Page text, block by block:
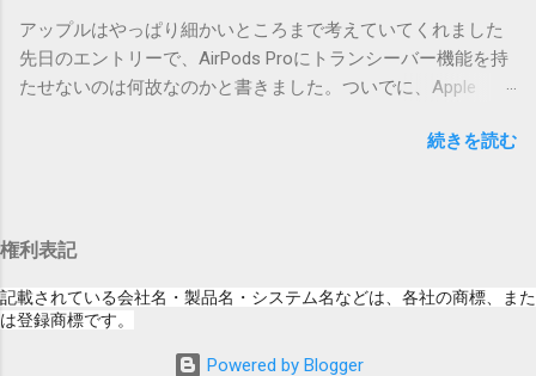
は、パッチが正常に当てられるかどうかのチェックをしてい
ません。改造してる方向けに、バージョンアップポイントを
お知らせするのが主な目的となっています。 まずはどんなふ
うに使うものか説明し、設置方法は後述します。 使い方 メー
ル本文の1行目にauthor（投稿者）を、2行目にカテゴリを、
追記項目（extend）として扱われますので、必要に応じて指
ん。また、<>の中の文字は、設...
す。人によってはここで悩んだ結果、アップ
デートをしない人も出てきそうですよ。アッ
プデートに限らず、分からないけどやってみ
が多いと思います。経験上の感覚ですけれ
定アイコンにアップデートがある旨のバッヂ
かもしれません） さらにさらに。スクショの
アップルはやっぱり細かいところまで考えていてくれました
先日のエントリーで、AirPods Proにトランシーバー機能を持
たせないのは何故なのかと書きました。ついでに、Apple
はiPhoneに接続してるから使えないじゃん云々を書いたので
Watchでトランシーバーアプリを起動すると、AirPodsはトラ
ンシーバーのために機能するようになります。Apple Watchの
画面上にある送信ボタン（黄色い大きな丸）を押している
続きを読む
権利表記
記載されている会社名・製品名・システム名などは、各社の商標、また
は登録商標です。
Powered by Blogger